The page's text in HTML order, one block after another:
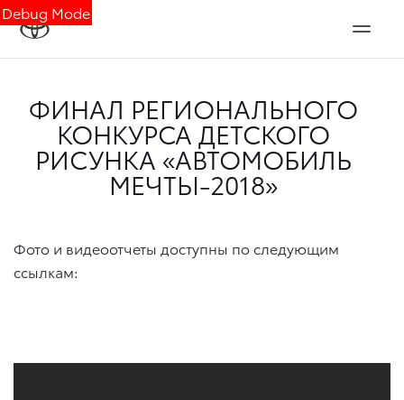
Debug Mode
ФИНАЛ РЕГИОНАЛЬНОГО
КОНКУРСА ДЕТСКОГО
РИСУНКА «АВТОМОБИЛЬ
МЕЧТЫ-2018»
Фото и видеоотчеты доступны по следующим
ссылкам: